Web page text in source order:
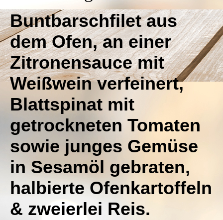
Buntbarschfilet aus
dem Ofen, an einer
Zitronensauce mit
Weißwein verfeinert,
Blattspinat mit
getrockneten Tomaten
sowie junges Gemüse
in Sesamöl gebraten,
halbierte Ofenkartoffeln
& zweierlei Reis.